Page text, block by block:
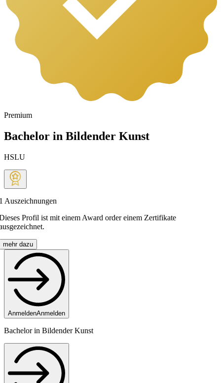
Premium
Bachelor in Bildender Kunst
HSLU
Auszeichnungen
Profil ist mit einem Award order einem Zertifikate
mehr dazu
AnmeldenAnmelden
Bachelor in Bildender Kunst